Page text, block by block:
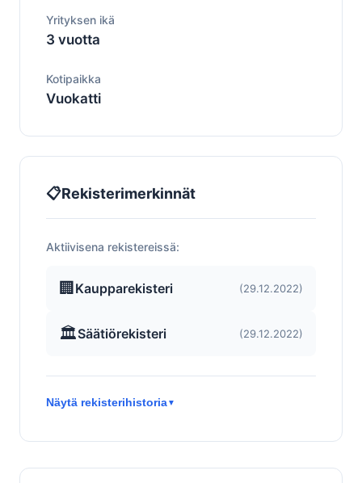
Yrityksen ikä
3 vuotta
Kotipaikka
Vuokatti
📋Rekisterimerkinnät
Aktiivisena rekistereissä:
🏢 Kaupparekisteri (29.12.2022)
🏛️Säätiörekisteri (29.12.2022)
Näytä rekisterihistoria▼